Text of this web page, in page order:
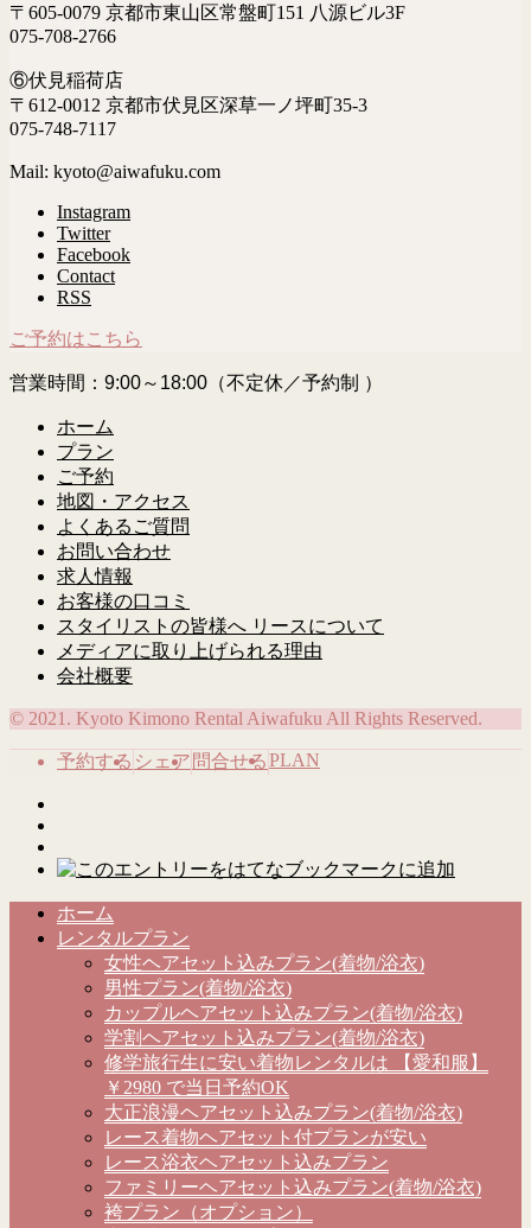
〒605-0079 京都市東山区常盤町151 八源ビル3F
075-708-2766
⑥伏見稲荷店
〒612-0012 京都市伏見区深草一ノ坪町35-3
075-748-7117
Mail: kyoto@aiwafuku.com
Instagram
Twitter
Facebook
Contact
RSS
ご予約はこちら
営業時間：9:00～18:00（不定休／予約制 ）
ホーム
プラン
ご予約
地図・アクセス
よくあるご質問
お問い合わせ
求人情報
お客様の口コミ
スタイリストの皆様へ リースについて
メディアに取り上げられる理由
会社概要
© 2021. Kyoto Kimono Rental Aiwafuku All Rights Reserved.
予約する シェア 問合せるPLAN
ホーム
レンタルプラン
女性ヘアセット込みプラン(着物/浴衣)
男性プラン(着物/浴衣)
カップルヘアセット込みプラン(着物/浴衣)
学割ヘアセット込みプラン(着物/浴衣)
修学旅行生に安い着物レンタルは 【愛和服】
￥2980 で当日予約OK
大正浪漫ヘアセット込みプラン(着物/浴衣)
レース着物ヘアセット付プランが安い
レース浴衣ヘアセット込みプラン
ファミリーヘアセット込みプラン(着物/浴衣)
袴プラン（オプション）